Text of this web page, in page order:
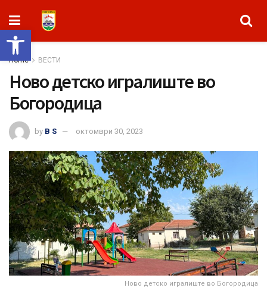
Open toolbar
Home ВЕСТИ
Ново детско игралиште во
Богородица
by B S октомври 30, 2023
Ново детско игралиште во Богородица